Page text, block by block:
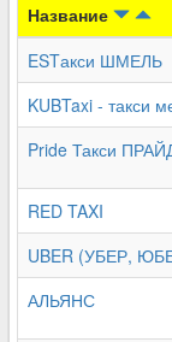
Название
ESTакси ШМЕЛЬ
KUBTaxi - такси
Pride Такси
RED TAXI
UBER (УБЕР,
АЛЬЯНС